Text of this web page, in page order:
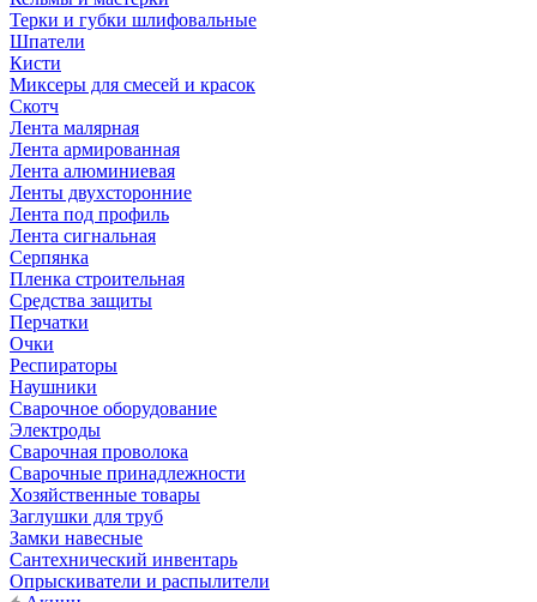
Терки и губки шлифовальные
Шпатели
Кисти
Миксеры для смесей и красок
Скотч
Лента малярная
Лента армированная
Лента алюминиевая
Ленты двухсторонние
Лента под профиль
Лента сигнальная
Серпянка
Пленка строительная
Средства защиты
Перчатки
Очки
Респираторы
Наушники
Сварочное оборудование
Электроды
Сварочная проволока
Сварочные принадлежности
Хозяйственные товары
Заглушки для труб
Замки навесные
Сантехнический инвентарь
Опрыскиватели и распылители